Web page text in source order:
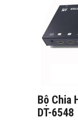
Bộ Chia
DT-6548